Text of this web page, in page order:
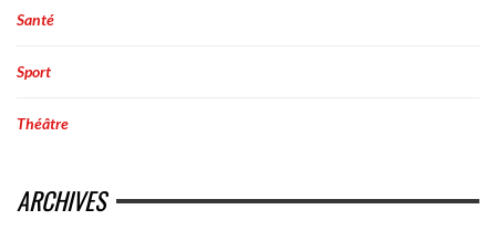
Santé
Sport
Théâtre
ARCHIVES